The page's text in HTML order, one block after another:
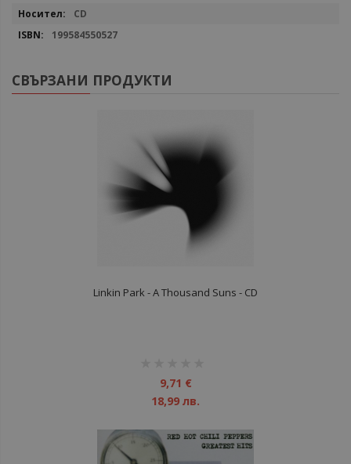
CD
199584550527
СВЪРЗАНИ ПРОДУКТИ
Linkin Park - A Thousand Suns - CD
9,71 €
18,99 лв.